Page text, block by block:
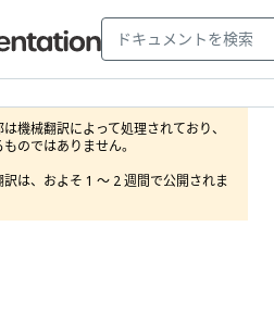
機械翻訳によって処理されており、
のではありません。
は、およそ 1 ～ 2 週間で公開されま